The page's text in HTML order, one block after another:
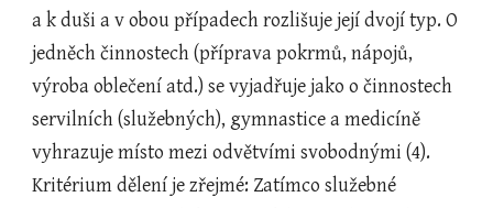
a k duši a v obou případech rozlišuje její dvojí typ. O
jedněch činnostech (příprava pokrmů, nápojů,
výroba oblečení atd.) se vyjadřuje jako o činnostech
servilních (služebných), gymnastice a medicíně
vyhrazuje místo mezi odvětvími svobodnými (4).
Kritérium dělení je zřejmé: Zatímco služebné